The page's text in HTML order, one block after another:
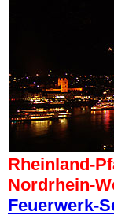
Rheinland-
Nordrhein-
Feuerwerk-